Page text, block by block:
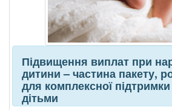
Підвищення виплат при
дитини – частина пакету,
для комплексної
дітьми